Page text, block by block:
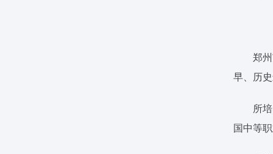
郑
早、历
所
国中等